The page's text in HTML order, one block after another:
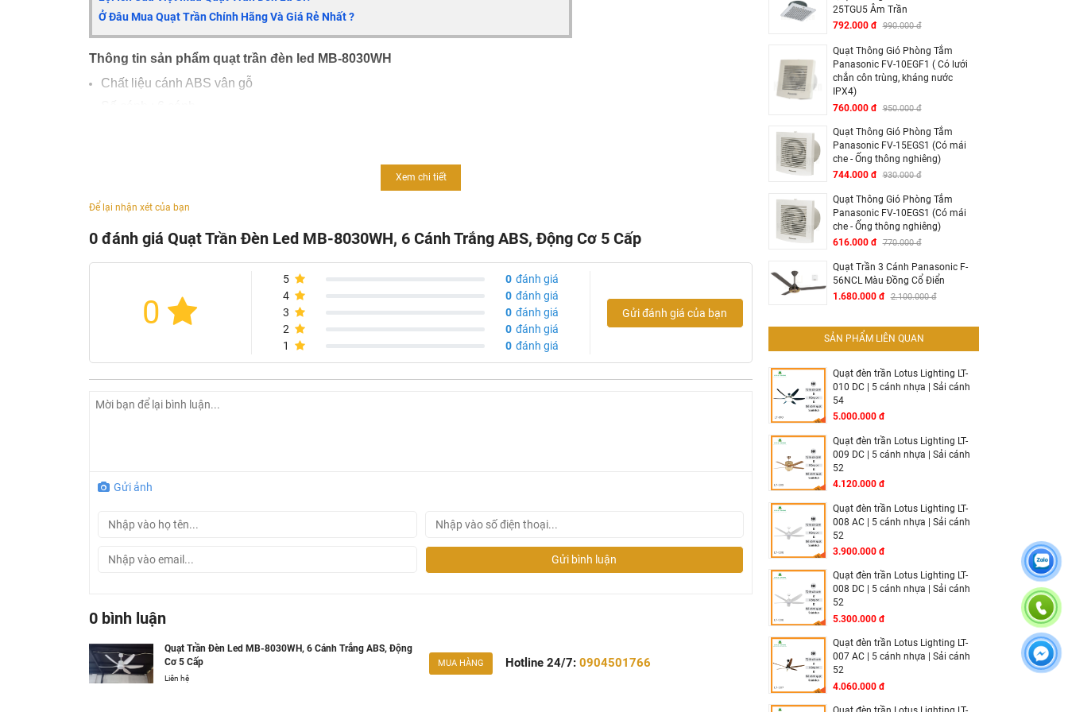
Ở Đâu Mua Quạt Trần Chính Hãng Và Giá Rẻ Nhất ?
Thông tin sản phẩm quạt trần đèn led MB-8030WH
Chất liệu cánh ABS vân gỗ
Có chế độ đảo chiều gió hút ẩm vào mùa đông
Sải cánh 1m47
Khoảng cách từ trần đến đèn là có 2 lấc 40-60cm tùy vào nhu cầu lắp của gia đình
Xem chi tiết
Để lại nhận xét của bạn
0 đánh giá Quạt Trần Đèn Led MB-8030WH, 6 Cánh Trắng ABS, Động Cơ 5 Cấp
0
5 0 đánh giá
4
0 đánh giá
3
0 đánh giá
2
0 đánh giá
1
0 đánh giá
Gửi đánh giá của bạn
Gửi ảnh
Gửi bình luận
0 bình luận
Quạt Trần Đèn Led MB-8030WH, 6 Cánh Trắng ABS, Động
Cơ 5 Cấp
Liên hệ
MUA HÀNG Hotline 24/7:0904501766
25TGU5 Âm Trần
792.000 đ 990.000 đ
Quạt Thông Gió Phòng Tắm
Panasonic FV-10EGF1 ( Có lưới
chắn côn trùng, kháng nước
IPX4)
760.000 đ 950.000 đ
Quạt Thông Gió Phòng Tắm
Panasonic FV-15EGS1 (Có mái
che - Ống thông nghiêng)
744.000 đ 930.000 đ
Quạt Thông Gió Phòng Tắm
Panasonic FV-10EGS1 (Có mái
che - Ống thông nghiêng)
616.000 đ 770.000 đ
Quạt Trần 3 Cánh Panasonic F-
56NCL Màu Đồng Cổ Điển
1.680.000 đ 2.100.000 đ
SẢN PHẨM LIÊN QUAN
Quạt đèn trần Lotus Lighting LT-
010 DC | 5 cánh nhựa | Sải cánh
54
5.000.000 đ
Quạt đèn trần Lotus Lighting LT-
009 DC | 5 cánh nhựa | Sải cánh
52
4.120.000 đ
Quạt đèn trần Lotus Lighting LT-
008 AC | 5 cánh nhựa | Sải cánh
52
3.900.000 đ
Quạt đèn trần Lotus Lighting LT-
008 DC | 5 cánh nhựa | Sải cánh
52
5.300.000 đ
Quạt đèn trần Lotus Lighting LT-
007 AC | 5 cánh nhựa | Sải cánh
52
4.060.000 đ